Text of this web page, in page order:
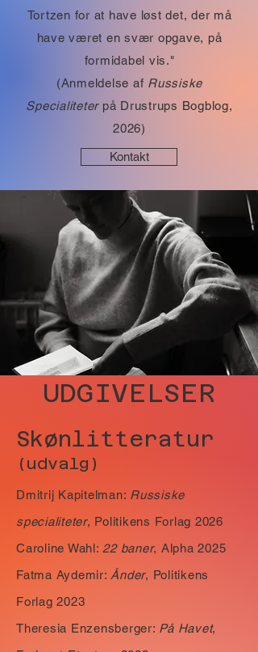
Tortzen for at have løst det, der må
have været en svær opgave, på
formidabel vis."
(Anmeldelse af Russiske
Specialiteterpå Drustrups Bogblog,
2026)
Kontakt
UDGIVELSER
Skønlitteratur
(udvalg)
Dmitrij Kapitelman: Russiske
specialiteter, Politikens Forlag 2026
Caroline Wahl: 22 baner, Alpha 2025
Fatma Aydemir: Ånder, Politikens
Forlag 2023
Theresia Enzensberger: På Havet,